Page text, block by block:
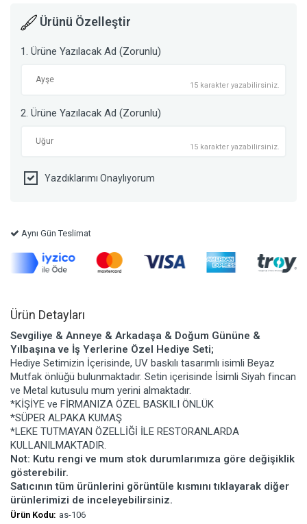
Ürünü Özelleştir
1. Ürüne Yazılacak Ad (Zorunlu)
15 karakter yazabilirsiniz.
2. Ürüne Yazılacak Ad (Zorunlu)
15 karakter yazabilirsiniz.
Yazdıklarımı Onaylıyorum
Aynı Gün Teslimat
Ürün Detayları
Sevgiliye & Anneye & Arkadaşa & Doğum Gününe &
Yılbaşına ve İş Yerlerine Özel Hediye Seti;
Hediye Setimizin İçerisinde, UV baskılı tasarımlı isimli Beyaz
Mutfak önlüğü bulunmaktadır. Setin içerisinde İsimli Siyah fincan
ve Metal kutusulu mum yerini almaktadır.
*KİŞİYE ve FİRMANIZA ÖZEL BASKILI ÖNLÜK
*SÜPER ALPAKA KUMAŞ
*LEKE TUTMAYAN ÖZELLİĞİ İLE RESTORANLARDA
KULLANILMAKTADIR.
Not: Kutu rengi ve mum stok durumlarımıza göre değişiklik
gösterebilir.
Satıcının tüm ürünlerini görüntüle kısmını tıklayarak diğer
ürünlerimizi de inceleyebilirsiniz.
Ürün Kodu: as-106